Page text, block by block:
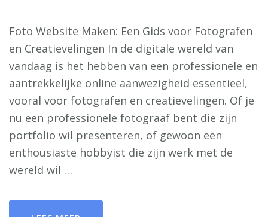
Foto Website Maken: Een Gids voor Fotografen
en Creatievelingen In de digitale wereld van
vandaag is het hebben van een professionele en
aantrekkelijke online aanwezigheid essentieel,
vooral voor fotografen en creatievelingen. Of je
nu een professionele fotograaf bent die zijn
portfolio wil presenteren, of gewoon een
enthousiaste hobbyist die zijn werk met de
wereld wil …